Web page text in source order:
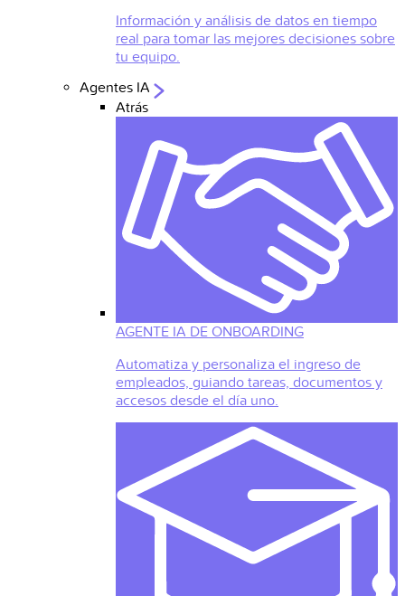
Información y análisis de datos en tiempo
real para tomar las mejores decisiones sobre
tu equipo.
Agentes IA
Atrás
AGENTE IA DE ONBOARDING
Automatiza y personaliza el ingreso de
empleados, guiando tareas, documentos y
accesos desde el día uno.